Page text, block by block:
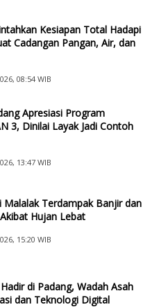
Kesiapan Total Hadapi
Cadangan Pangan, Air, dan
08:54 WIB
Apresiasi Program
3, Dinilai Layak Jadi Contoh
13:47 WIB
Malalak Terdampak Banjir dan
Hujan Lebat
15:20 WIB
di Padang, Wadah Asah
dan Teknologi Digital